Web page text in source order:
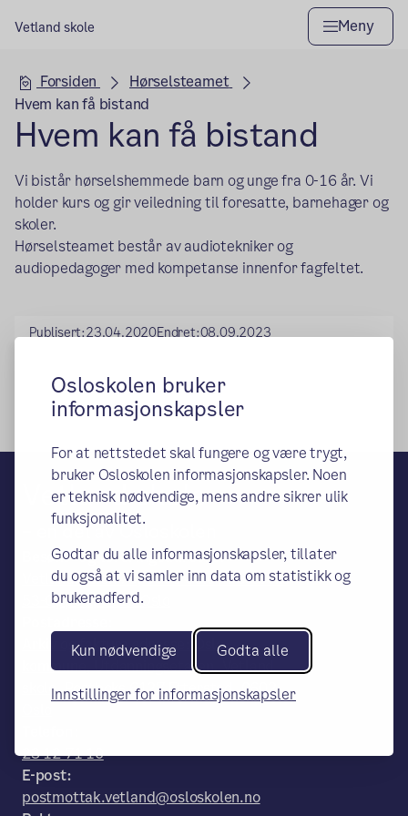
Osloskolen bruker
informasjonskapsler
For at nettstedet skal fungere og være trygt,
bruker Osloskolen informasjonskapsler. Noen
er teknisk nødvendige, mens andre sikrer ulik
funksjonalitet.
Godtar du alle informasjonskapsler, tillater
du også at vi samler inn data om statistikk og
brukeradferd.
Kun nødvendige Godta alle
Innstillinger for informasjonskapsler
Vetland skole Meny
Hovedseksjon
Forsiden
Hørselsteamet
Hvem kan få bistand
Hvem kan få bistand
Vi bistår hørselshemmede barn og unge fra 0-16 år. Vi
holder kurs og gir veiledning til foresatte, barnehager og
skoler.
Hørselsteamet består av audiotekniker og
audiopedagoger med kompetanse innenfor fagfeltet.
Publisert:23.04.2020Endret:08.09.2023
Vetland skole
– en del av Osloskolen
Besøks- og leveringsadresse:
Vetlandsveien 79, 0685 Oslo / Postboks
53-Oppsal, 0619 Oslo
Arkiv og faktura adresse: Oslo
kommune, Utdanningsetaten, Vetland
skole, Postboks 6127 Etterstad, 0602
23 12 71 10
E-post:
postmottak.vetland@osloskolen.no